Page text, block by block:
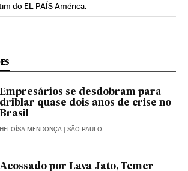
do EL PAÍS América.
Brasil en Twitter
País Brasil en Instagram
El País Brasil en Facebook
Empresários se desdobram para
driblar quase dois anos de crise no
Brasil
HELOÍSA MENDONÇA | SÃO PAULO
Acossado por Lava Jato, Temer